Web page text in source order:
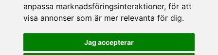
anpassa marknadsföringsinteraktioner, för att
visa annonser som är mer relevanta för dig.
Jag accepterar